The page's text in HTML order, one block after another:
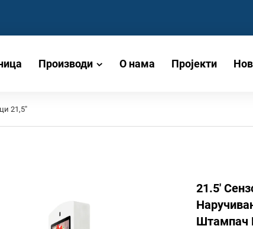
Производи О нама Пројекти
21,5"
21.5'
Штампач